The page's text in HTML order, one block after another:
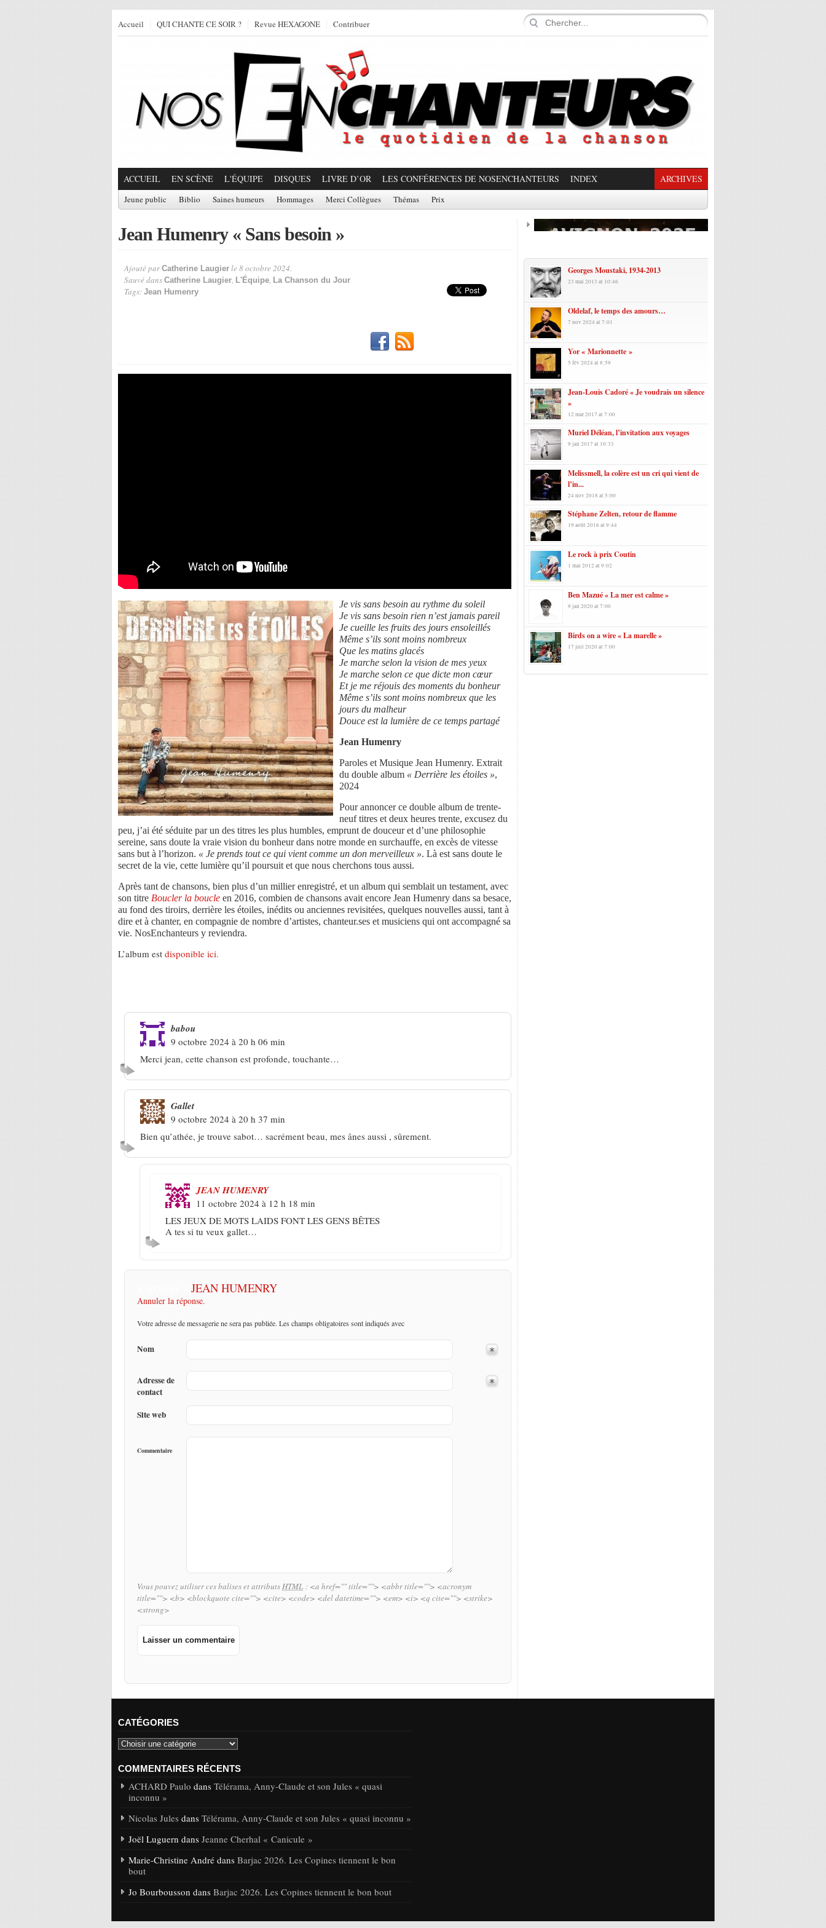
Accueil QUI CHANTE CE SOIR ? Revue HEXAGONE Contribuer
ACCUEIL EN SCÈNE L'ÉQUIPE DISQUES LIVRE D’OR LES CONFÉRENCES DE NOSENCHANTEURS INDEX ARCHIVES
Jeune public Biblio Saines humeurs Hommages Merci Collègues Thémas Prix
Jean Humenry « Sans besoin »
Ajouté par Catherine Laugier le 8 octobre 2024.
Sauvé dans Catherine Laugier, L'Équipe, La Chanson du Jour
Tags: Jean Humenry
Je vis sans besoin au rythme du soleil
Je vis sans besoin rien n’est jamais pareil
Je cueille les fruits des jours ensoleillés
Même s’ils sont moins nombreux
Que les matins glacés
Je marche selon la vision de mes yeux
Je marche selon ce que dicte mon cœur
Et je me réjouis des moments du bonheur
Même s’ils sont moins nombreux que les
jours du malheur
Douce est la lumière de ce temps partagé
Jean Humenry
Paroles et Musique Jean Humenry. Extrait
du double album « Derrière les étoiles »,
2024
Pour annoncer ce double album de trente-
neuf titres et deux heures trente, excusez du
peu, j’ai été séduite par un des titres les plus humbles, emprunt de douceur et d’une philosophie
sereine, sans doute la vraie vision du bonheur dans notre monde en surchauffe, en excès de vitesse
sans but à l’horizon. « Je prends tout ce qui vient comme un don merveilleux ». Là est sans doute le
secret de la vie, cette lumière qu’il poursuit et que nous cherchons tous aussi.
Après tant de chansons, bien plus d’un millier enregistré, et un album qui semblait un testament, avec
son titre Boucler la boucle en 2016, combien de chansons avait encore Jean Humenry dans sa besace,
au fond des tiroirs, derrière les étoiles, inédits ou anciennes revisitées, quelques nouvelles aussi, tant à
dire et à chanter, en compagnie de nombre d’artistes, chanteur.ses et musiciens qui ont accompagné sa
vie. NosEnchanteurs y reviendra.
L’album est disponible ici.
babou
9 octobre 2024 à 20 h 06 min
Merci jean, cette chanson est profonde, touchante…
Gallet
9 octobre 2024 à 20 h 37 min
Bien qu’athée, je trouve sabot… sacrément beau, mes ânes aussi , sûrement.
JEAN HUMENRY
11 octobre 2024 à 12 h 18 min
LES JEUX DE MOTS LAIDS FONT LES GENS BÊTES
A tes si tu veux gallet…
JEAN HUMENRY
Annuler la réponse.
Votre adresse de messagerie ne sera pas publiée. Les champs obligatoires sont indiqués avec
Nom
Adresse de
contact
Site web
Commentaire
Vous pouvez utiliser ces balises et attributsHTML : <a href="" title=""> <abbr title=""> <acronym
title=""> <b> <blockquote cite=""> <cite> <code> <del datetime=""> <em> <i> <q cite=""> <strike>
<strong>
Georges Moustaki, 1934-2013
23 mai 2013 at 10:46
Oldelaf, le temps des amours…
7 nov 2024 at 7:01
Yor « Marionnette »
5 fév 2024 at 8:59
Jean-Louis Cadoré « Je voudrais un silence
»
12 mar 2017 at 7:00
Muriel Déléan, l’invitation aux voyages
9 jan 2017 at 10:33
Melissmell, la colère est un cri qui vient de
l’in...
24 nov 2018 at 5:00
Stéphane Zelten, retour de flamme
19 août 2016 at 9:44
Le rock à prix Coutin
1 mai 2012 at 9:02
Ben Mazué « La mer est calme »
9 jan 2020 at 7:00
Birds on a wire « La marelle »
17 juil 2020 at 7:00
CATÉGORIES
COMMENTAIRES RÉCENTS
ACHARD Paulo dans Télérama, Anny-Claude et son Jules « quasi
inconnu »
Nicolas Jules dans Télérama, Anny-Claude et son Jules « quasi inconnu »
Joël Luguern dans Jeanne Cherhal « Canicule »
Marie-Christine André dans Barjac 2026. Les Copines tiennent le bon
bout
Jo Bourbousson dans Barjac 2026. Les Copines tiennent le bon bout